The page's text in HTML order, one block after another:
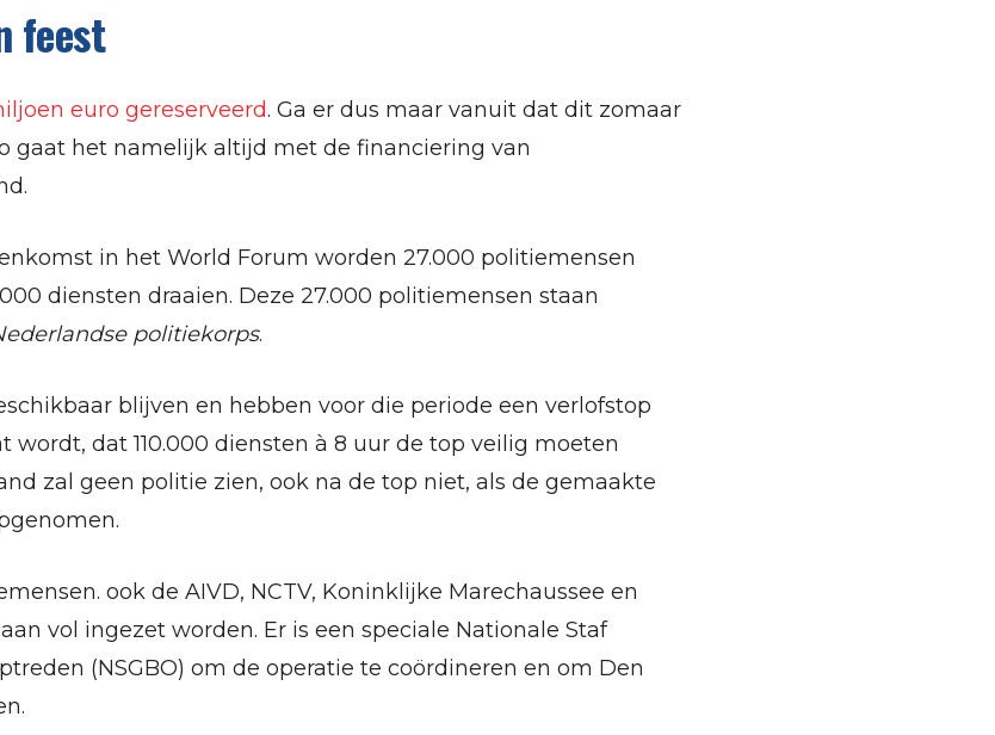
feest
euro gereserveerd. Ga er dus maar vanuit dat dit zomaar
gaat het namelijk altijd met de financiering van
in het World Forum worden 27.000 politiemensen
diensten draaien. Deze 27.000 politiemensen staan
politiekorps.
blijven en hebben voor die periode een verlofstop
wordt, dat 110.000 diensten à 8 uur de top veilig moeten
zal geen politie zien, ook na de top niet, als de gemaakte
ook de AIVD, NCTV, Koninklijke Marechaussee en
vol ingezet worden. Er is een speciale Nationale Staf
(NSGBO) om de operatie te coördineren en om Den